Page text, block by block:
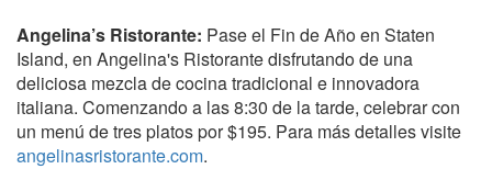
Angelina’s Ristorante: Pase el Fin de Año en Staten
Island, en Angelina's Ristorante disfrutando de una
deliciosa mezcla de cocina tradicional e innovadora
italiana. Comenzando a las 8:30 de la tarde, celebrar con
un menú de tres platos por $195. Para más detalles visite
angelinasristorante.com.